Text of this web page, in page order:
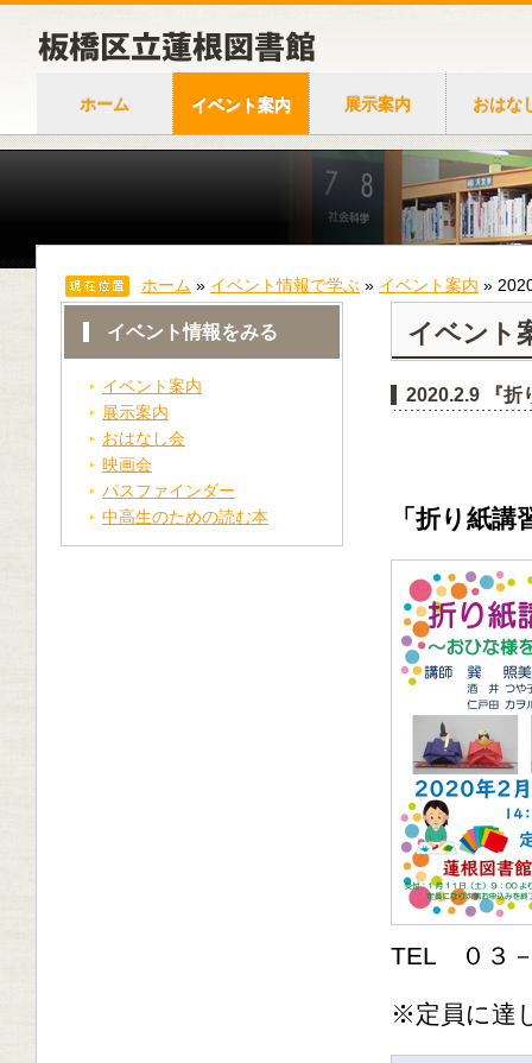
ホーム イベント案内 展示案内 おはな
ホーム » イベント情報で学ぶ » イベント案内 »
イベント情報をみる
イベント案内
展示案内
おはなし会
映画会
パスファインダー
中高生のための読む本
イベント
2020.2.9 『折
「折り紙講
TEL ０３
※定員に達